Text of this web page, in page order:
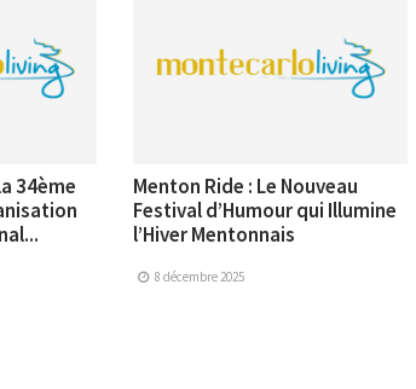
34ème
Menton Ride : Le Nouveau
Festival d’Humour qui Illumine
l’Hiver Mentonnais
8 décembre 2025